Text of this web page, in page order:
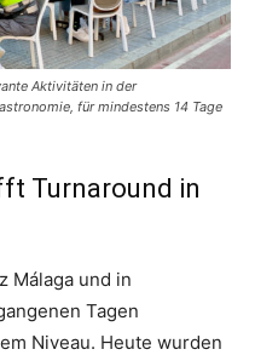
Aktivitäten in der
für mindestens 14 Tage
Turnaround in
Málaga und in
Tagen
Niveau. Heute wurden